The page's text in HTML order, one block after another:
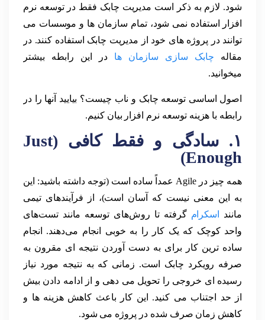
شود. لازم به ذکر است مدیریت چابک فقط در توسعه نرم
افزار استفاده نمی شود، تمام سازمان ها و موسسات می
توانند در پروژه های خود از مدیریت چابک استفاده کنند. در
مقاله چابک سازی سازمان ها در این رابطه بیشتر
میخوانید.
اصول اساسی توسعه چابک و ناب چیست؟ بیایید آنها را در
رابطه با هزینه توسعه نرم افزار بیان کنیم.
۱. سادگی و فقط کافی (Just
Enough)
همه چیز در Agile عمداً ساده است (توجه داشته باشید: این
به این معنی نیست که آسان است)، از فرآیندهای تیمی
مانند
اسکرام گرفته تا روش‌های توسعه مانند تست‌های
واحد کوچک که یک کار را به خوبی انجام می‌دهند. انجام
ساده ترین کار برای به دست آوردن نتیجه ای مقرون به
صرفه رویکرد چابک است. زمانی که به نتیجه مورد نیاز
رسیده ای خروجی را تحویل می دهی و از ادامه دادن بیش
از حد اجتناب می کنید. این کار باعث کاهش هزینه ها و
کاهش زمان صرف شده در پروژه می شود.